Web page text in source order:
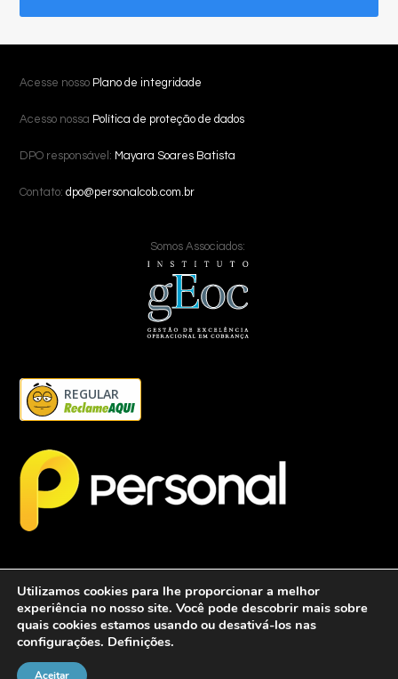
Acesse nosso Plano de integridade
Acesso nossa Política de proteção de dados
DPO responsável: Mayara Soares Batista
Contato:dpo@personalcob.com.br
Somos Associados:
REGULAR
2026 - Personalcob - CNPJ: 12.837.042/0001-60- Todos direitos
Utilizamos cookies para lhe proporcionar a melhor
experiência no nosso site. Você pode descobrir mais sobre
quais cookies estamos usando ou desativá-los nas
configurações. Definições.
Aceitar